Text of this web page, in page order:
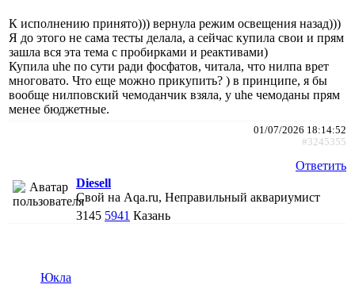
К исполнению принято))) вернула режим освещения назад)))
Я до этого не сама тесты делала, а сейчас купила свои и прям
зашла вся эта тема с пробирками и реактивами)
Купила uhe по сути ради фосфатов, читала, что нилпа врет
многовато. Что еще можно прикупить? ) в принципе, я бы
вообще нилповский чемоданчик взяла, у uhe чемоданы прям
менее бюджетные.
01/07/2026 18:14:52
#3245355
Ответить
Diesell
Свой на Aqa.ru, Неправильный аквариумист
3145 5941 Казань
Юкла